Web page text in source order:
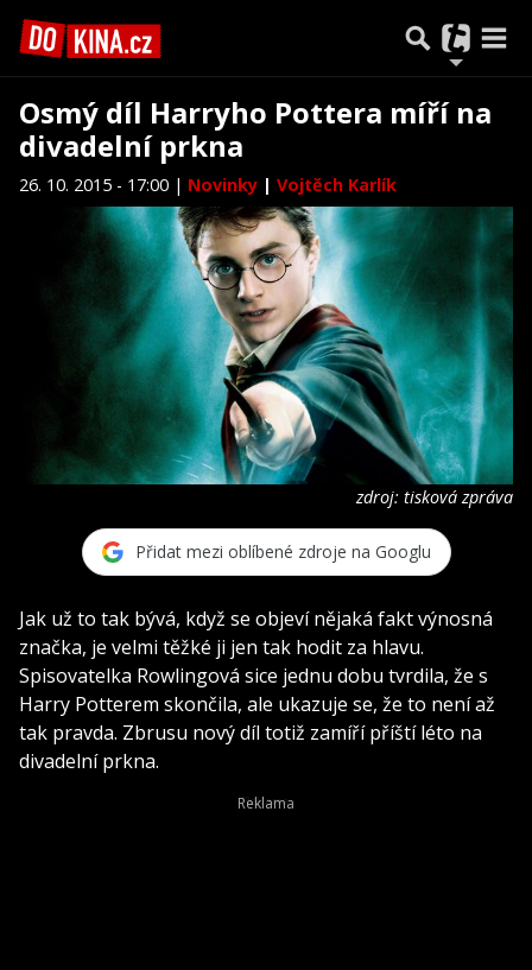
Osmý díl Harryho Pottera míří na
divadelní prkna
26. 10. 2015 - 17:00 | Novinky | Vojtěch Karlík
zdroj: tisková zpráva
Přidat mezi oblíbené zdroje na Googlu
Jak už to tak bývá, když se objeví nějaká fakt výnosná
značka, je velmi těžké ji jen tak hodit za hlavu.
Spisovatelka Rowlingová sice jednu dobu tvrdila, že s
Harry Potterem skončila, ale ukazuje se, že to není až
tak pravda. Zbrusu nový díl totiž zamíří příští léto na
divadelní prkna.